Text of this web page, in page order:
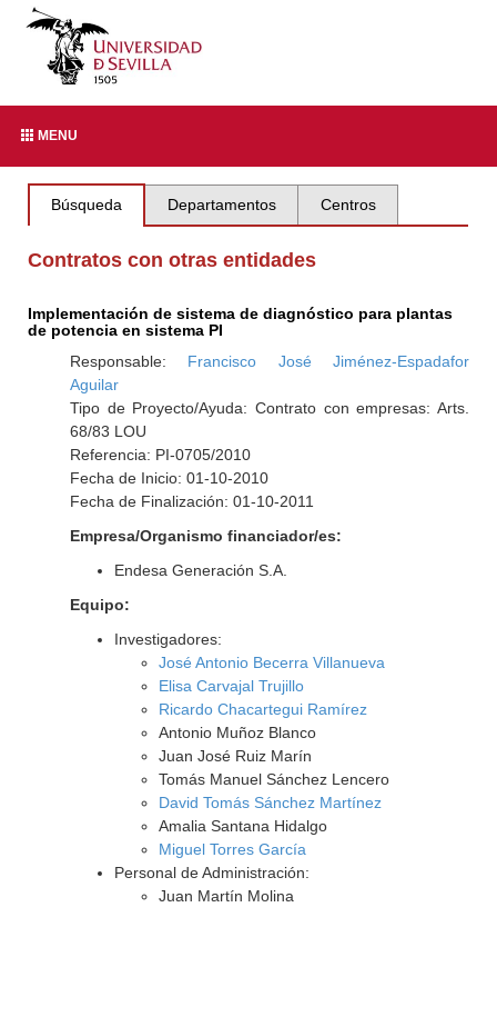
MENU
Búsqueda Departamentos Centros
Contratos con otras entidades
Implementación de sistema de diagnóstico para plantas
de potencia en sistema PI
Responsable: Francisco José Jiménez-Espadafor
Aguilar
Tipo de Proyecto/Ayuda: Contrato con empresas: Arts.
68/83 LOU
Referencia: PI-0705/2010
Fecha de Inicio: 01-10-2010
Fecha de Finalización: 01-10-2011
Empresa/Organismo financiador/es:
Endesa Generación S.A.
Equipo:
Investigadores:
José Antonio Becerra Villanueva
Elisa Carvajal Trujillo
Ricardo Chacartegui Ramírez
Antonio Muñoz Blanco
Juan José Ruiz Marín
Tomás Manuel Sánchez Lencero
David Tomás Sánchez Martínez
Amalia Santana Hidalgo
Miguel Torres García
Personal de Administración:
Juan Martín Molina